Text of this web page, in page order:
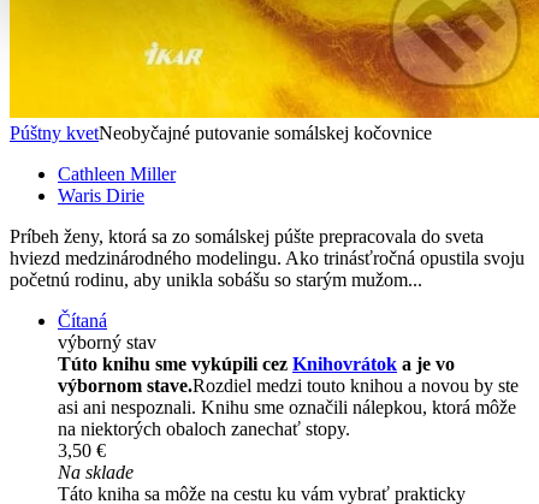
Púštny kvetNeobyčajné putovanie somálskej kočovnice
Cathleen Miller
Waris Dirie
Príbeh ženy, ktorá sa zo somálskej púšte prepracovala do sveta
hviezd medzinárodného modelingu. Ako trinásťročná opustila svoju
početnú rodinu, aby unikla sobášu so starým mužom...
Čítaná
výborný stav
Túto knihu sme vykúpili cez Knihovrátok a je vo
výbornom stave.Rozdiel medzi touto knihou a novou by ste
asi ani nespoznali. Knihu sme označili nálepkou, ktorá môže
na niektorých obaloch zanechať stopy.
3,50 €
Na sklade
Táto kniha sa môže na cestu ku vám vybrať prakticky